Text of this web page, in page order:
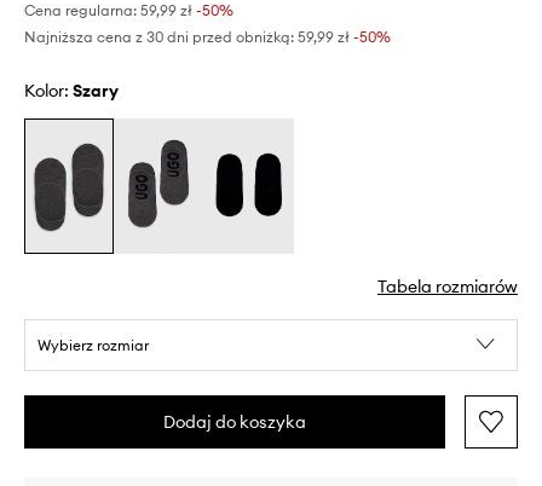
Cena regularna: 59,99 zł -50%
Najniższa cena z 30 dni przed obniżką: 59,99 zł -50%
Kolor: szary
Tabela rozmiarów
Wybierz rozmiar
Dodaj do koszyka